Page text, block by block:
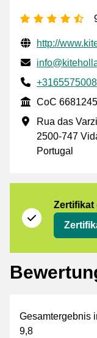
Geprüfte
Website URL
http://
E-mail
Phone number
CoC
CoC
Rua das
2500-747
Portugal
Zertifikat
Gesamtergebnis
9,8